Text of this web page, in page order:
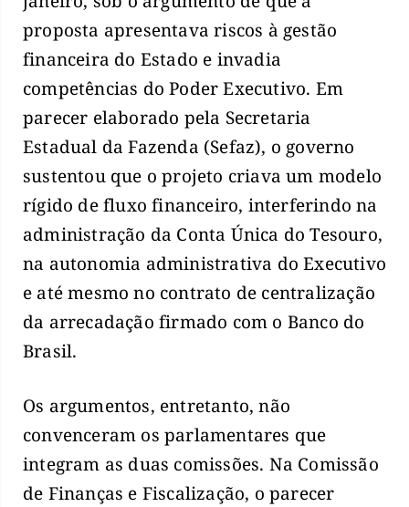
proposta apresentava riscos à gestão
financeira do Estado e invadia
competências do Poder Executivo. Em
parecer elaborado pela Secretaria
Estadual da Fazenda (Sefaz), o governo
sustentou que o projeto criava um modelo
rígido de fluxo financeiro, interferindo na
administração da Conta Única do Tesouro,
na autonomia administrativa do Executivo
e até mesmo no contrato de centralização
da arrecadação firmado com o Banco do
Brasil.
Os argumentos, entretanto, não
convenceram os parlamentares que
integram as duas comissões. Na Comissão
de Finanças e Fiscalização, o parecer